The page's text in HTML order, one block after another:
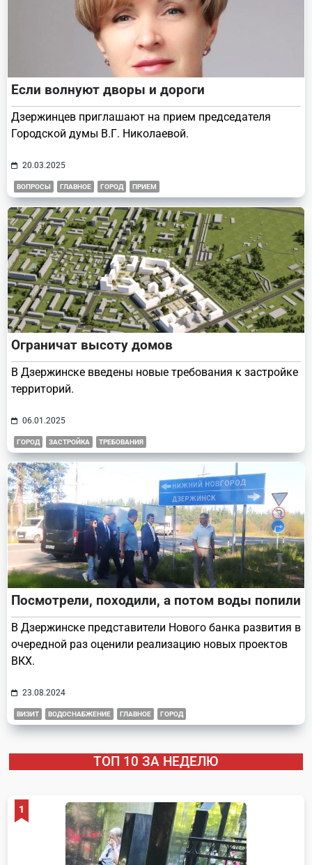
Если волнуют дворы и дороги
Дзержинцев приглашают на прием председателя
Городской думы В.Г. Николаевой.
20.03.2025
ВОПРОСЫ ГЛАВНОЕ ГОРОД ПРИЕМ
Ограничат высоту домов
В Дзержинске введены новые требования к застройке
территорий.
06.01.2025
ГОРОД ЗАСТРОЙКА ТРЕБОВАНИЯ
Посмотрели, походили, а потом воды попили
В Дзержинске представители Нового банка развития в
очередной раз оценили реализацию новых проектов
ВКХ.
23.08.2024
ВИЗИТ ВОДОСНАБЖЕНИЕ ГЛАВНОЕ ГОРОД
ТОП 10 ЗА НЕДЕЛЮ